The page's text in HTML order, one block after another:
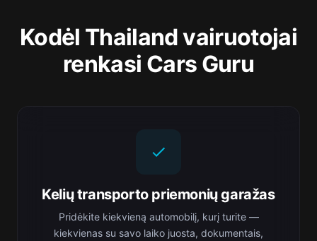
Kodėl Thailand vairuotojai
renkasi Cars Guru
Kelių transporto priemonių garažas
Pridėkite kiekvieną automobilį, kurį turite —
kiekvienas su savo laiko juosta, dokumentais,